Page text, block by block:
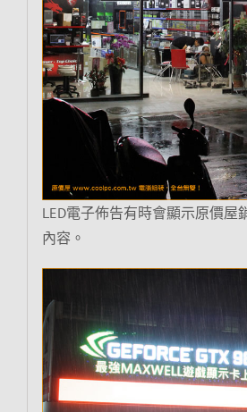
LED電子佈告有時會顯示原價屋
內容。